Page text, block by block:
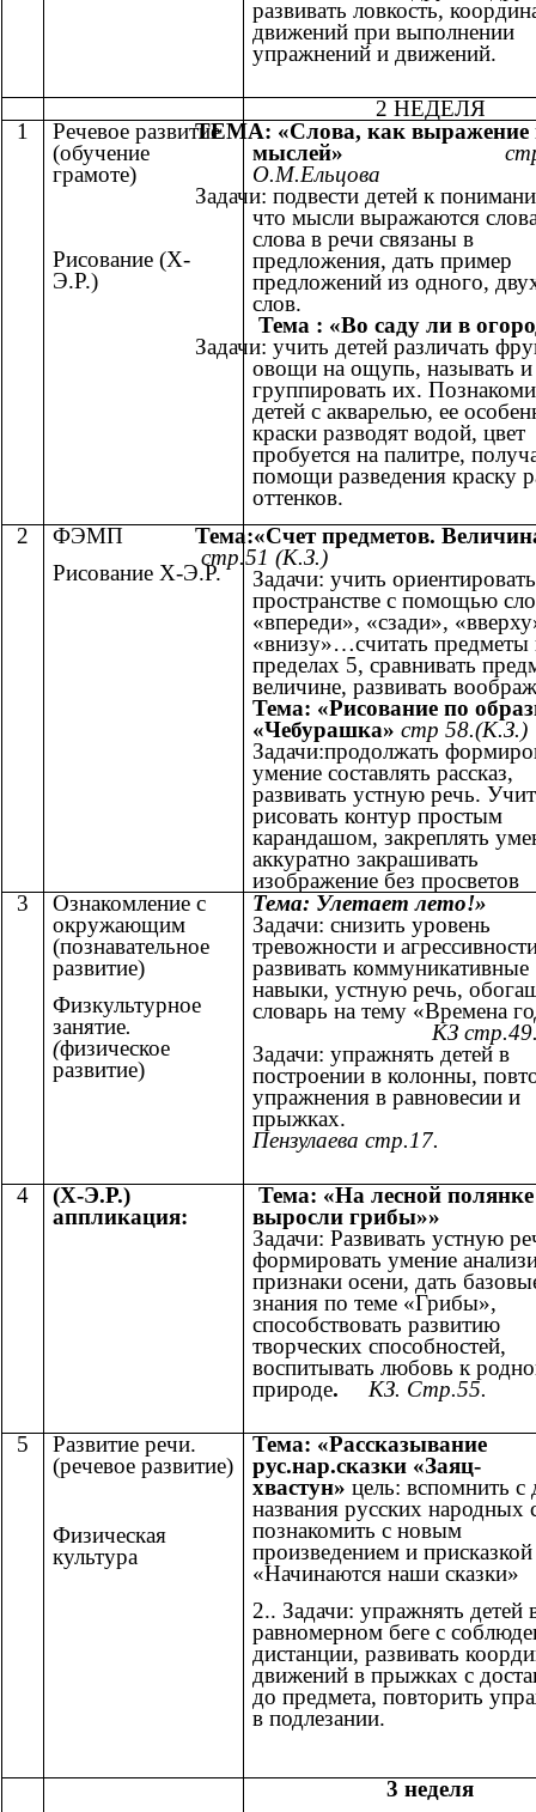
развивать ловкость,
движений при выполнении
упражнений и движений.
2 НЕДЕЛЯ
1
Речевое развитие
(обучение
грамоте)
Рисование (Х-
Э.Р.)
ТЕМА: «Слова, как выражение
мыслей»
О.М.Ельцова
Задачи: подвести детей к
что мысли выражаются
слова в речи связаны в
предложения, дать пример
предложений из одного,
слов.
Тема : «Во саду ли в
Задачи: учить детей различать
овощи на ощупь, называть и
группировать их.
детей с акварелью, ее
краски разводят водой, цвет
пробуется на палитре,
помощи разведения краску
оттенков.
2
ФЭМП
Рисование Х-Э.Р.
Тема:«Счет предметов.
стр.51 (К.З.)
Задачи: учить
пространстве с помощью
«впереди», «сзади»,
«внизу»…считать предметы
пределах 5, сравнивать
величине, развивать
Тема: «Рисование по
«Чебурашка» стр 58.(К.З.)
Задачи:продолжать
умение составлять рассказ,
развивать устную речь.
рисовать контур простым
карандашом, закреплять
аккуратно закрашивать
изображение без просветов
3
Ознакомление с
окружающим
(познавательное
развитие)
Физкультурное
занятие.
(физическое
развитие)
Тема: Улетает лето!»
Задачи: снизить уровень
тревожности и
развивать коммуникативные
навыки, устную речь,
словарь на тему «Времена
КЗ
Задачи: упражнять детей в
построении в колонны,
упражнения в равновесии и
Пензулаева стр.17.
4
(Х-Э.Р.)
аппликация:
Тема: «На лесной полянке
выросли грибы»»
Задачи: Развивать устную
формировать умение
признаки осени, дать
знания по теме «Грибы»,
способствовать развитию
творческих способностей,
воспитывать любовь к
природе. КЗ. Стр.55.
5
Развитие речи.
(речевое развитие)
Физическая
культура
Тема: «Рассказывание
рус.нар.сказки «Заяц-
хвастун» цель: вспомнить с
названия русских народных
познакомить с новым
произведением и присказкой
«Начинаются наши сказки»
2.. Задачи: упражнять детей
равномерном беге с
дистанции, развивать
движений в прыжках с
до предмета, повторить
в подлезании.
3 неделя